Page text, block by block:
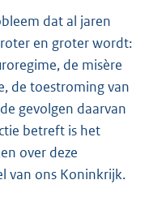
dat al jaren
en groter wordt:
de misère
de toestroming van
gevolgen daarvan
betreft is het
over deze
van ons Koninkrijk.